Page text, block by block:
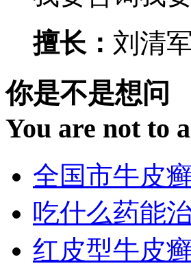
擅长： 刘清
你是不是想问
You are not to
全国市牛皮
吃什么药能
红皮型牛皮